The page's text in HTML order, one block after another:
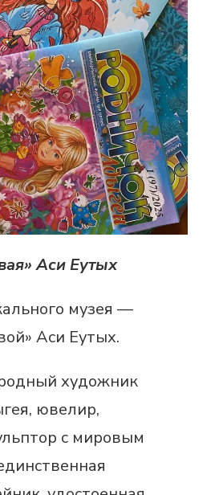
Аси Еутых
музея —
Аси Еутых.
художник
ювелир,
с мировым